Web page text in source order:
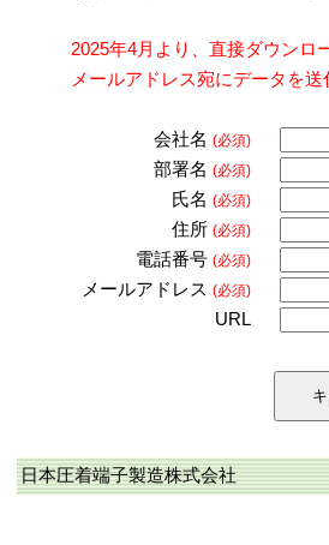
2025年4月より、直接ダウンロ
メールアドレス宛にデータを
会社名 (必須)
部署名 (必須)
氏名 (必須)
住所 (必須)
電話番号 (必須)
メールアドレス (必須)
URL
日本圧着端子製造株式会社